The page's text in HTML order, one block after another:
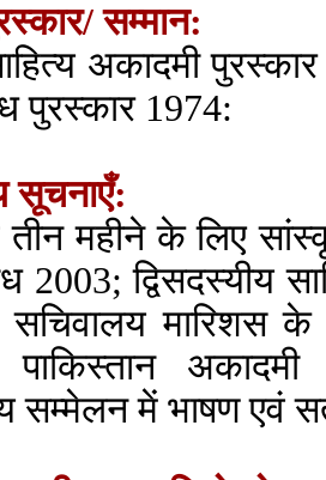
सम्मान:
अकादमी
पुरस्कार 1974:
सूचनाएँ:
तीन महीने के लिए
2003;
सचिवालय मारिशस
सम्मेलन में भाषण एवं